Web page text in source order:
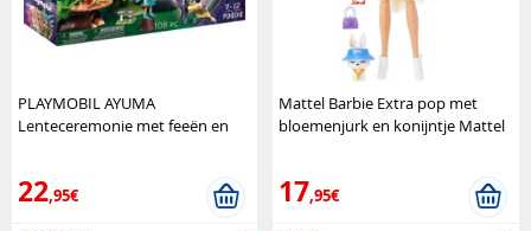
PLAYMOBIL AYUMA
Lenteceremonie met feeën en
22,95€
Mattel Barbie Extra pop met
bloemenjurk en konijntje Mattel
17,95€